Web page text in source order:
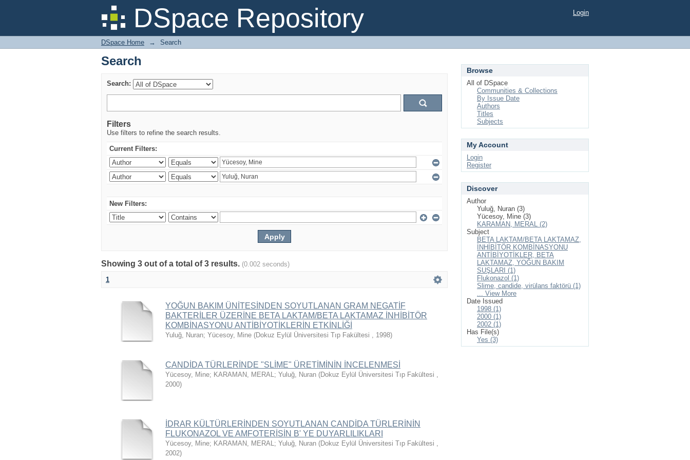
DSpace Repository
Search Login
DSpace Home → Search
Search
Search:
Filters
Use filters to refine the search results.
Current Filters:
New Filters:
Showing 3 out of a total of 3 results. (0.002 seconds)
1
YOĞUN BAKIM ÜNİTESİNDEN SOYUTLANAN GRAM NEGATİF
BAKTERİLER ÜZERİNE BETA LAKTAM/BETA LAKTAMAZ İNHİBİTÖR
KOMBİNASYONU ANTİBİYOTİKLERİN ETKİNLİĞİ
Yuluğ, Nuran; Yücesoy, Mine (Dokuz Eylül Üniversitesi Tıp Fakültesi , 1998)
CANDİDA TÜRLERİNDE "SLİME" ÜRETİMİNİN İNCELENMESİ
Yücesoy, Mine; KARAMAN, MERAL; Yuluğ, Nuran (Dokuz Eylül Üniversitesi Tıp Fakültesi ,
2000)
İDRAR KÜLTÜRLERİNDEN SOYUTLANAN CANDİDA TÜRLERİNİN
FLUKONAZOL VE AMFOTERİSİN B' YE DUYARLILIKLARI
Yücesoy, Mine; KARAMAN, MERAL; Yuluğ, Nuran (Dokuz Eylül Üniversitesi Tıp Fakültesi ,
2002)
Browse
All of DSpace
Communities & Collections
By Issue Date
Authors
Titles
Subjects
My Account
Login
Register
Discover
Author
Yuluğ, Nuran (3)
Yücesoy, Mine (3)
KARAMAN, MERAL (2)
Subject
BETA LAKTAM/BETA LAKTAMAZ,
İNHİBİTÖR KOMBİNASYONU
ANTİBİYOTİKLER, BETA
LAKTAMAZ, YOĞUN BAKIM
SUŞLARI (1)
Flukonazol (1)
Slime, candide, virülans faktörü (1)
... View More
Date Issued
1998 (1)
2000 (1)
2002 (1)
Has File(s)
Yes (3)